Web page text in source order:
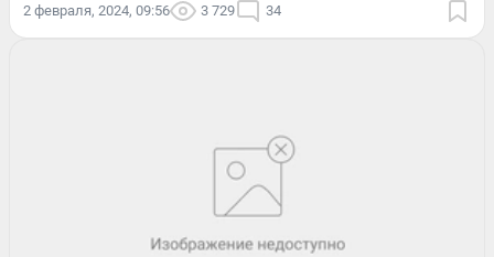
2 февраля, 2024, 09:56 3 729 34